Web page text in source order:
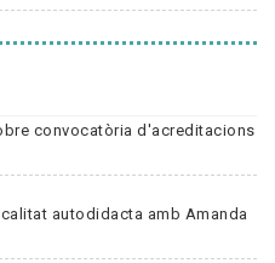
convocatòria d'acreditacions
autodidacta amb Amanda